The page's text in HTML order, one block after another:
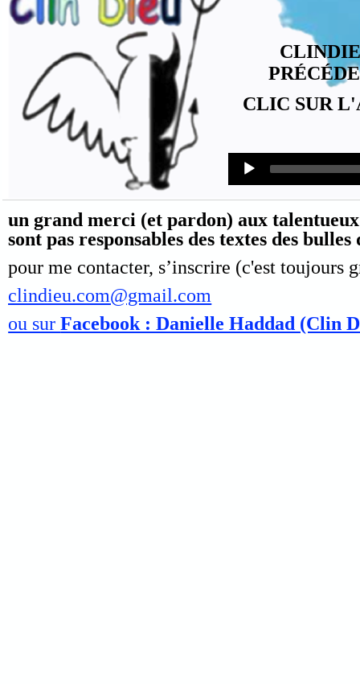
un grand merci (et pardon) aux
sont pas responsables des textes des
pour me contacter, s’inscrire (c'est toujours
clindieu.com@gmail.com
ou surFacebook : Danielle Haddad (Clin
Audio
Player
CLIC SUR